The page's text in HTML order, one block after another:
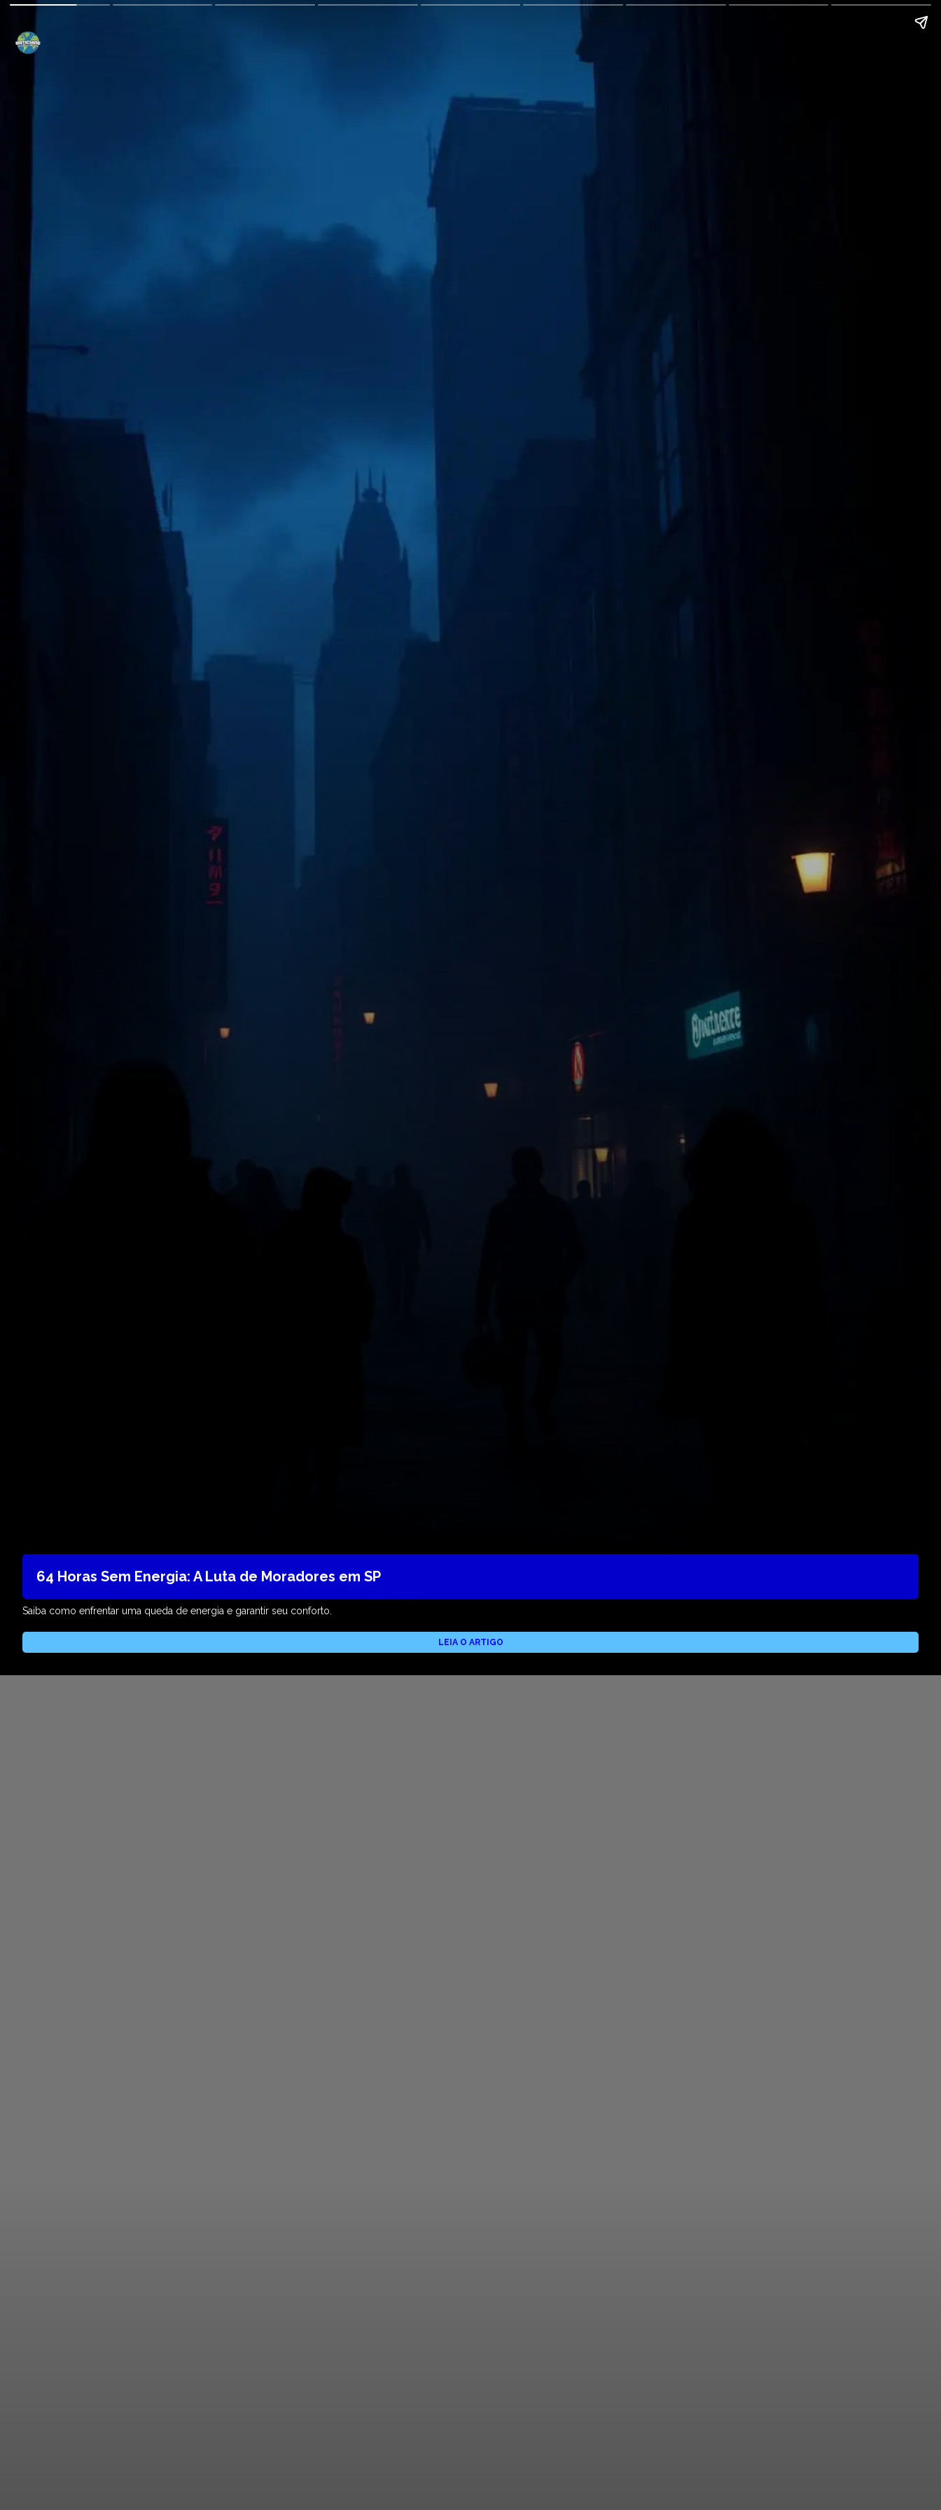
64 Horas Sem Energia: A Luta de Moradores em SP
Saiba como enfrentar uma queda de energia e garantir seu conforto.
LEIA O ARTIGO